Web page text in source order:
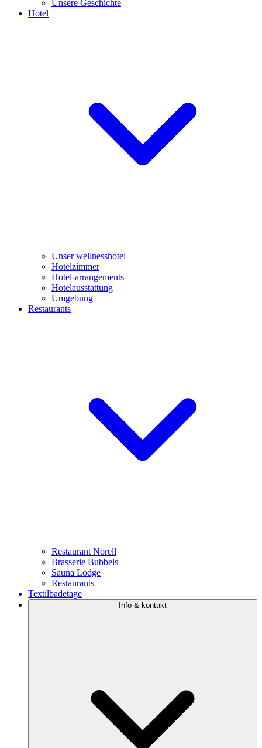
Unsere Geschichte
Hotel
Unser wellnesshotel
Hotelzimmer
Hotel-arrangements
Hotelausstattung
Umgebung
Restaurants
Restaurant Norell
Brasserie Bubbels
Sauna Lodge
Restaurants
Textilbadetage
Info & kontakt